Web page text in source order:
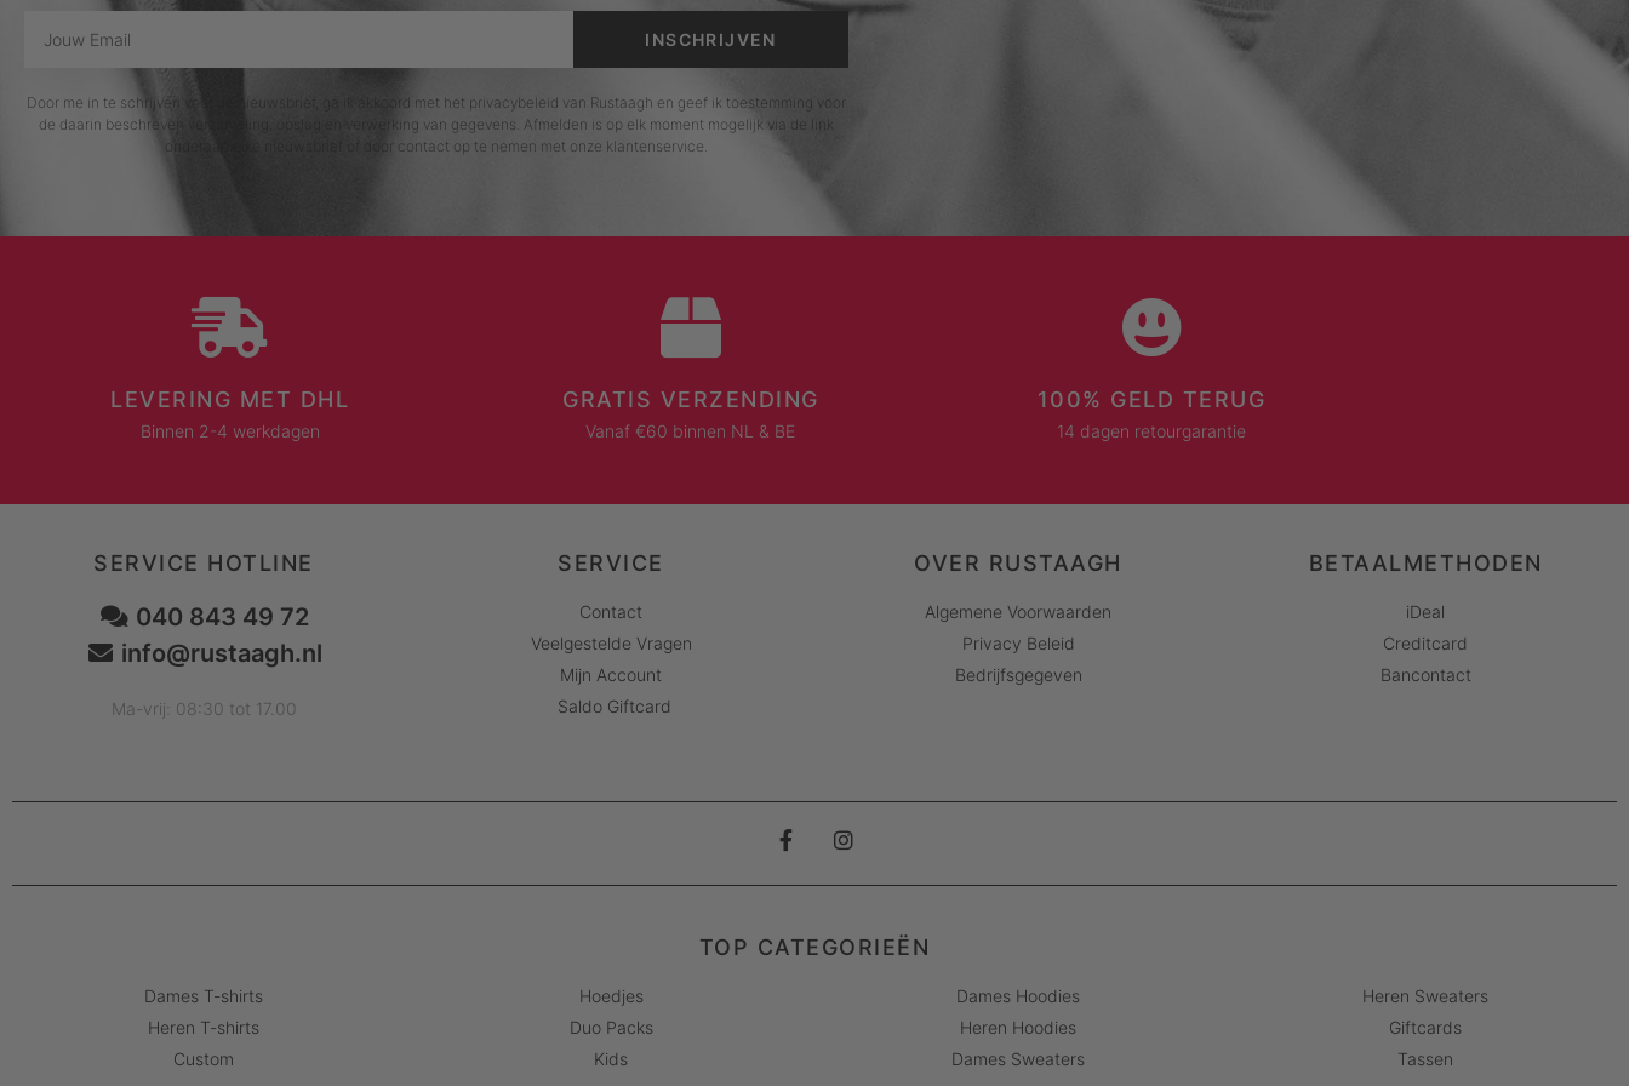
INSCHRIJVEN
Door me in te schrijven voor de nieuwsbrief, ga ik akkoord met het privacybeleid van Rustaagh en geef ik toestemming voor
de daarin beschreven verzameling, opslag en verwerking van gegevens. Afmelden is op elk moment mogelijk via de link
onderaan elke nieuwsbrief of door contact op te nemen met onze klantenservice.
LEVERING MET DHL
Binnen 2-4 werkdagen
GRATIS VERZENDING
Vanaf €60 binnen NL & BE
100% GELD TERUG
14 dagen retourgarantie
SERVICE HOTLINE
040 843 49 72
info@rustaagh.nl
Ma-vrij: 08:30 tot 17.00
SERVICE
Contact
Veelgestelde Vragen
Mijn Account
Saldo Giftcard
OVER RUSTAAGH
Algemene Voorwaarden
Privacy Beleid
Bedrijfsgegeven
BETAALMETHODEN
iDeal
Creditcard
Bancontact
TOP CATEGORIEËN
Dames T-shirts
Heren T-shirts
Custom
Hoedjes
Duo Packs
Kids
Dames Hoodies
Heren Hoodies
Dames Sweaters
Heren Sweaters
Giftcards
Tassen